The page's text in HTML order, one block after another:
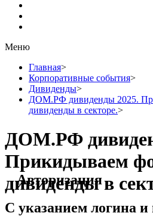
Меню
Главная>
Корпоративные события>
Дивиденды>
ДОМ.РФ дивиденды 2025.
дивиденды в секторе.>
ДОМ.РФ
Прикидываем
дивиденды в
Авторизация
С указанием логина и